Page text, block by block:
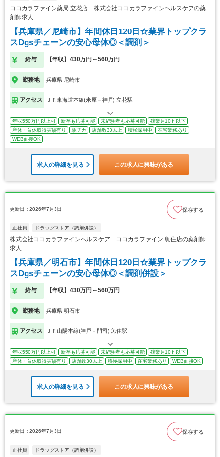
ココカラファイン薬局 立花店 株式会社ココカラファインヘルスケアの薬
剤師求人
【兵庫県／尼崎市】年間休日120日☆業界トップクラ
スDgsチェーンの安心母体◎＜調剤＞
給与 【年収】430万円～560万円
勤務地 兵庫県 尼崎市
アクセス ＪＲ東海道本線(米原－神戸) 立花駅
年収550万円以上可 新卒も応募可能 未経験者も応募可能
残業月10ｈ以下
産休・育休取得実績有り
駅チカ 店舗数30以上 積極採用中
在宅業務あり
WEB面接OK
求人の詳細を見る この求人に興味がある
更新日：2026年7月3日 保存する
正社員 ドラッグストア（調剤併設）
株式会社ココカラファインヘルスケア ココカラファイン 魚住店の薬剤師
求人
【兵庫県／明石市】年間休日120日☆業界トップクラ
スDgsチェーンの安心母体◎＜調剤併設＞
給与 【年収】430万円～560万円
勤務地 兵庫県 明石市
アクセス ＪＲ山陽本線(神戸－門司) 魚住駅
年収550万円以上可 新卒も応募可能 未経験者も応募可能
残業月10ｈ以下
産休・育休取得実績有り
店舗数30以上 積極採用中 在宅業務あり WEB面接OK
求人の詳細を見る この求人に興味がある
更新日：2026年7月3日 保存する
正社員 ドラッグストア（調剤併設）